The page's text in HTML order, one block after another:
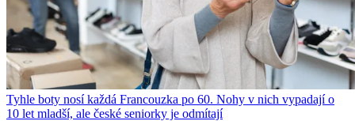
Tyhle boty nosí každá Francouzka po 60. Nohy v nich vypadají o
10 let mladší, ale české seniorky je odmítají